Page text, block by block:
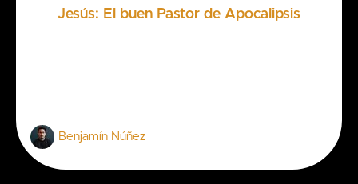
Jesús: El buen Pastor de Apocalipsis
Benjamín Núñez